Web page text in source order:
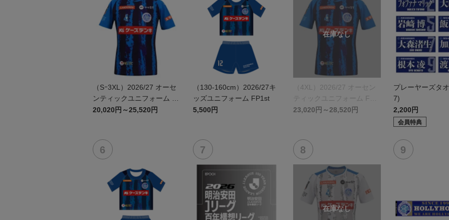
（Sｰ3XL）2026/27 オーセ
ンティックユニフォーム F
P 1st
20,020円～25,520円
（130-160cm）2026/27キ
ッズユニフォーム FP1st
5,500円
（4XL）2026/27 オーセン
ティックユニフォーム FP 1
st
23,020円～28,520円
プレーヤーズタ
7)
2,200円
会員特典